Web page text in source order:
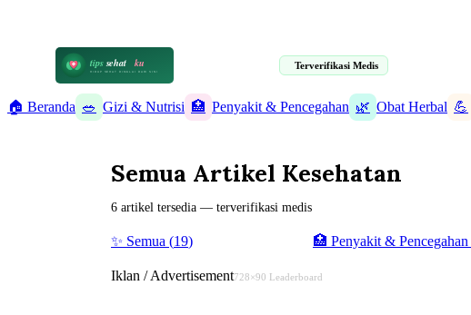
tipssehat ku
HIDUP SEHAT DIMULAI DARI SINI
Terverifikasi Medis
🏠 Beranda 🥗 Gizi & Nutrisi 🏥 Penyakit & Pencegahan 🌿 Obat Herbal 💪
Semua Artikel Kesehatan
6 artikel tersedia — terverifikasi medis
✨ Semua (19) 🏥 Penyakit & Pencegahan
Iklan / Advertisement728×90 Leaderboard